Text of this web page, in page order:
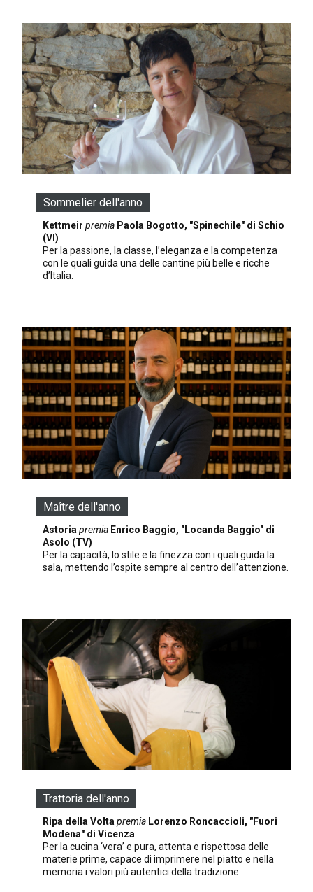
Sommelier dell'anno
Kettmeir premia Paola Bogotto, "Spinechile" di Schio
(VI)
Per la passione, la classe, l’eleganza e la competenza
con le quali guida una delle cantine più belle e ricche
d’Italia.
Maître dell'anno
Astoria premia Enrico Baggio, "Locanda Baggio" di
Asolo (TV)
Per la capacità, lo stile e la finezza con i quali guida la
sala, mettendo l’ospite sempre al centro dell’attenzione.
Trattoria dell'anno
Ripa della Volta premia Lorenzo Roncaccioli, "Fuori
Modena" di Vicenza
Per la cucina ‘vera’ e pura, attenta e rispettosa delle
materie prime, capace di imprimere nel piatto e nella
memoria i valori più autentici della tradizione.